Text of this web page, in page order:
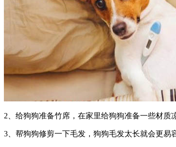
2、给狗狗准备竹席，在家里给狗狗准备一些材质
3、帮狗狗修剪一下毛发，狗狗毛发太长就会更易